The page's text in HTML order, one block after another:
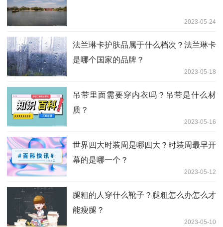
2023-05-24
法兰琳卡护肤品属于什么档次？法兰琳卡
是哪个国家的品牌？
2023-05-18
吊带里面需要穿内衣吗？吊带是什么材
质？
2023-05-16
世界四大时装周是哪四大？时装周最早开
幕的是哪一个？
2023-05-12
腿粗的人穿什么靴子？腿粗怎么办怎么才
能瘦腿？
2023-05-10